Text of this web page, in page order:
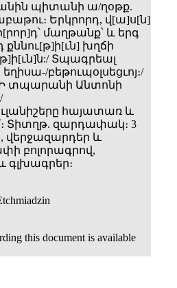
պիտանի ա­/ղօթք.
Երկրորդ, վ[ա]ս[ն]
մաղթանք՝ և երգ
քննու[թ]ի[ւն] խղճի
Տպագրեալ
բեթուպօլսեցւոյ։/
Ի տպարանի Անտոնի
հայատառ և
Տիտղթ. զարդափակ։ 3
և
բոլորագրով,
գլխագրեր։
this document is available